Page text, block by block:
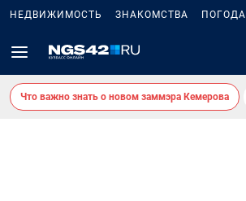
НЕДВИЖИМОСТЬ ЗНАКОМСТВА ПОГОДА
Что важно знать о новом заммэра Кемерова